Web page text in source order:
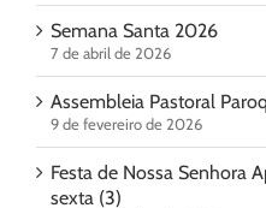
Semana Santa 2026
7 de abril de 2026
Assembleia Pastoral
9 de fevereiro de 2026
Festa de Nossa Senhora
sexta (3)